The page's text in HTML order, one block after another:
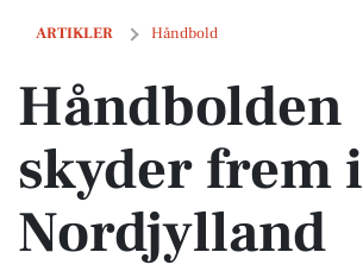
ARTIKLER Håndbold
Håndbolden skyder frem i Nordjylland
Håndbolden
skyder frem i
Nordjylland